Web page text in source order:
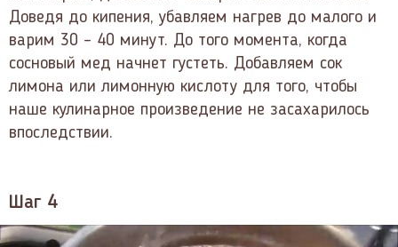
Доведя до кипения, убавляем нагрев до малого и
варим 30 – 40 минут. До того момента, когда
сосновый мед начнет густеть. Добавляем сок
лимона или лимонную кислоту для того, чтобы
наше кулинарное произведение не засахарилось
впоследствии.
Шаг 4